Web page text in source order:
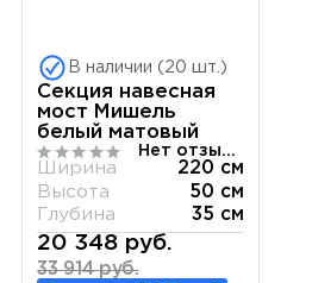
В наличии (20 шт.)
Секция навесная
мост Мишель
белый матовый
Нет отзывов
Ширина
220 см
Высота
50 см
Глубина
35 см
20 348 руб.
33 914 руб.